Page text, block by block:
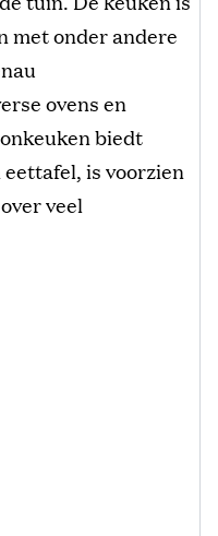
met onder andere
ovens en
biedt
is voorzien
veel